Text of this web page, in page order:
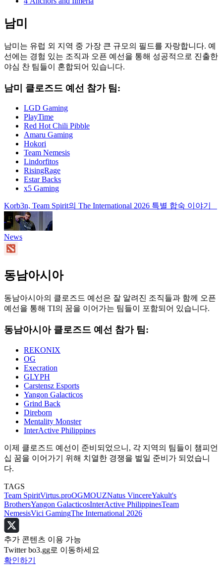
남미
남미는 유럽 외 지역 중 가장 큰 규모의 필드를 자랑합니다. 예
선에는 경험 있는 조직과 오픈 예선을 통해 성공적으로 진출한
야심 찬 팀들이 혼합되어 있습니다.
남미 클로즈드 예선 참가 팀:
LGD Gaming
PlayTime
Red Hot Chili Pibble
Amaru Gaming
Hokori
Team Nemesis
Lindorfitos
RisingRage
Estar Backs
x5 Gaming
Korb3n, Team Spirit의 The International 2026 특별 합숙 이야기
News
동남아시아
동남아시아의 클로즈드 예선은 잘 알려진 조직들과 함께 오픈
예선을 통해 TI의 꿈을 이어가는 팀들이 포함되어 있습니다.
동남아시아 클로즈드 예선 참가 팀:
REKONIX
OG
Execration
GLYPH
Carstensz Esports
Yangon Galacticos
Grind Back
Direborn
Mentality Monster
InterActive Philippines
이제 클로즈드 예선이 준비되었으니, 각 지역의 팀들이 챔피언
십 꿈을 이어가기 위해 치열한 경쟁을 벌일 준비가 되었습니
다.
TAGS
Team SpiritVirtus.proOGMOUZNatus VincereYakult's
BrothersYangon GalacticosInterActive PhilippinesTeam
NemesisVici GamingThe International 2026
추가 콘텐츠 이용 가능
Twitter bo3.gg로 이동하세요
확인하기